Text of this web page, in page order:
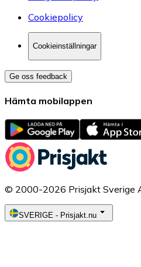
Cookiepolicy
Cookieinställningar
Ge oss feedback
Hämta mobilappen
© 2000-2026 Prisjakt Sverige
SVERIGE - Prisjakt.nu